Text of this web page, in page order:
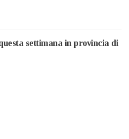
settimana in provincia di